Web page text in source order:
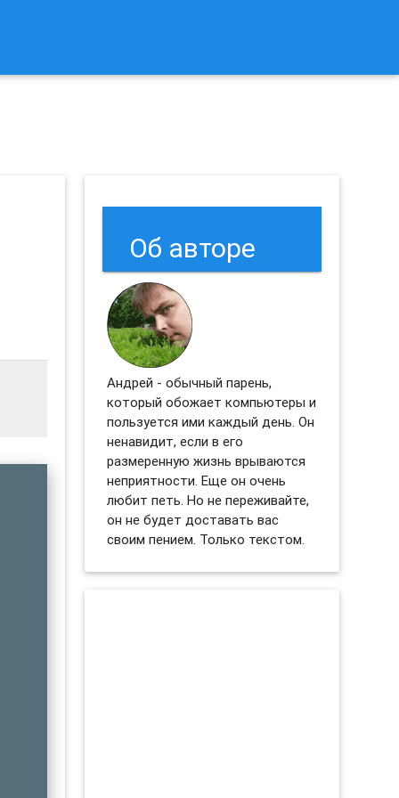
Об авторе
Андрей - обычный парень,
который обожает компьютеры и
пользуется ими каждый день. Он
ненавидит, если в его
размеренную жизнь врываются
неприятности. Еще он очень
любит петь. Но не переживайте,
он не будет доставать вас
своим пением. Только текстом.